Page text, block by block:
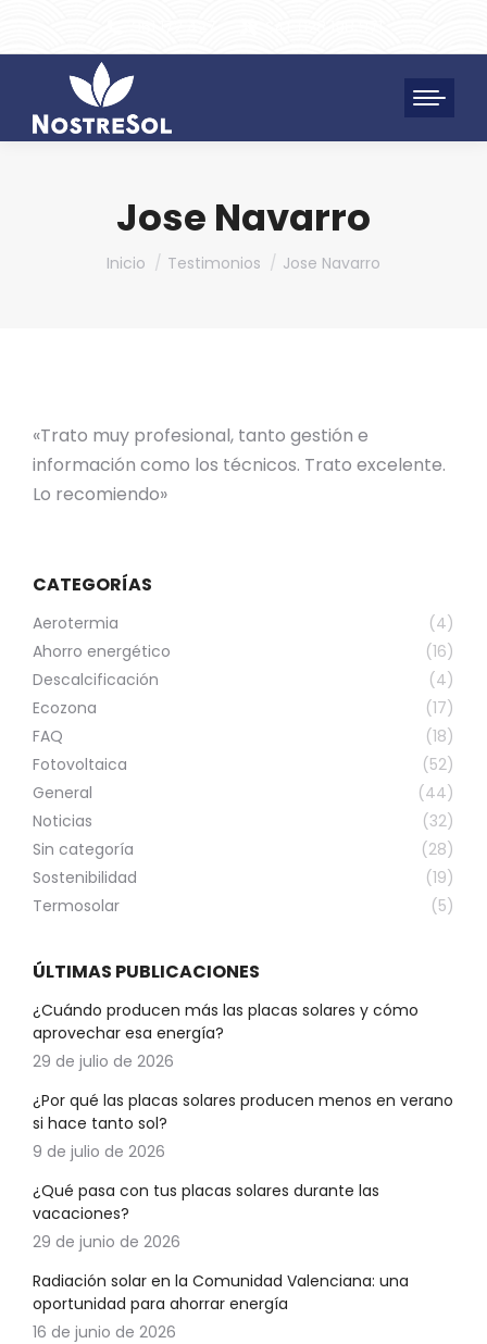
Jose Navarro
Estás aquí:
Inicio Testimonios Jose Navarro
«Trato muy profesional, tanto gestión e
información como los técnicos. Trato excelente.
Lo recomiendo»
CATEGORÍAS
Aerotermia
(4)
Ahorro energético
(16)
Descalcificación
(4)
Ecozona
(17)
FAQ
(18)
Fotovoltaica
(52)
General
(44)
Noticias
(32)
Sin categoría
(28)
Sostenibilidad
(19)
Termosolar
(5)
ÚLTIMAS PUBLICACIONES
¿Cuándo producen más las placas solares y cómo
aprovechar esa energía?
29 de julio de 2026
¿Por qué las placas solares producen menos en verano
si hace tanto sol?
9 de julio de 2026
¿Qué pasa con tus placas solares durante las
vacaciones?
29 de junio de 2026
Radiación solar en la Comunidad Valenciana: una
oportunidad para ahorrar energía
16 de junio de 2026